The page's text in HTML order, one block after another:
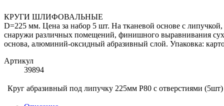
КРУГИ ШЛИФОВАЛЬНЫЕ
D=225 мм. Цена за набор 5 шт. На тканевой основе с
снаружи различных помещений, финишного выравнивания
основа, алюминий-оксидный абразивный слой. Упаковка:
Артикул
39894
Круг абразивный под липучку 225мм Р80 с отверстиями